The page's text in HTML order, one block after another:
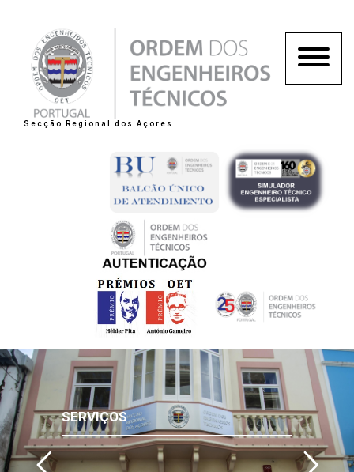
Secção Regional dos Açores
SERVIÇOS